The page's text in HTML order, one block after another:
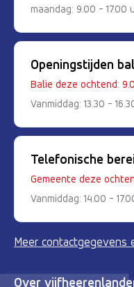
maandag: 9.00 - 17.00
Openingstijden
Balie deze ochtend:
Vanmiddag: 13.30 -
Telefonische
Gemeente deze
Vanmiddag: 14.00 -
Meer contactgegevens
Over